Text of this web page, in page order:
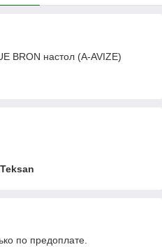
BRON настол (A-AVIZE)
Teksan
по предоплате.